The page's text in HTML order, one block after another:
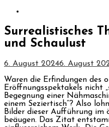
Surrealistisches
und Schaulust
6. August 20246. August
Waren die Erfindungen des
Eröffnungsspektakels nicht
Begegnung einer
einem Seziertisch“? Also
Bilder dieser Aufführung im
beäugen. Das Zitat